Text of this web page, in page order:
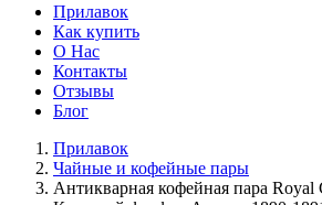
Прилавок
Как купить
О Нас
Контакты
Отзывы
Блог
Прилавок
Чайные и кофейные пары
Антикварная кофейная пара